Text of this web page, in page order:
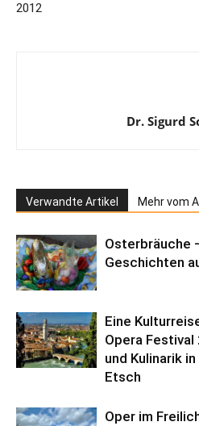
2012
Dr. Sigurd
Verwandte Artikel Mehr vom
Osterbräuche
Geschichten
Eine
Opera Festival
und Kulinarik
Etsch
Oper im